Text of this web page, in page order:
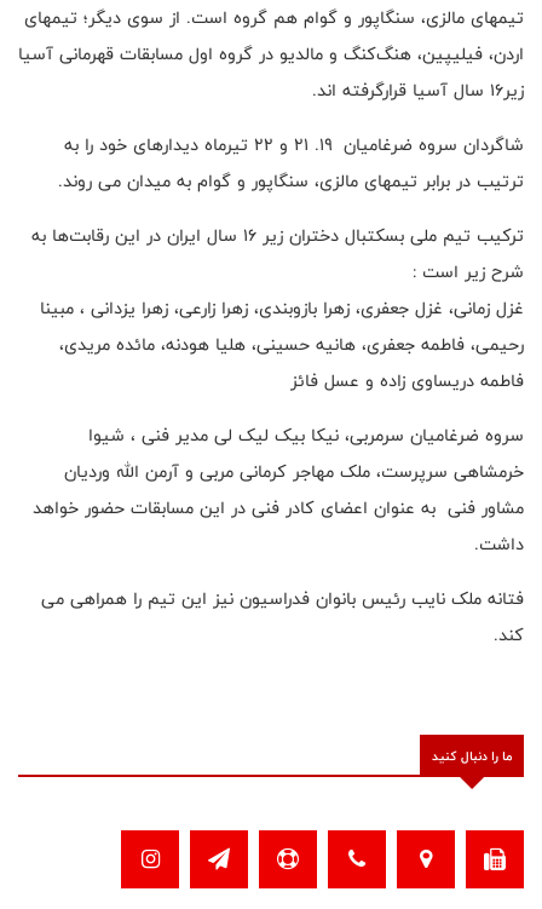
تیمهای مالزی، سنگاپور و گوام هم گروه است. از سوی دیگر؛ تیمهای
اردن، فیلیپین، هنگ‌کنگ و مالدیو در گروه اول مسابقات قهرمانی آسیا
زیر۱۶ سال آسیا قرارگرفته اند.
شاگردان سروه ضرغامیان ۱۹. ۲۱ و ۲۲ تیرماه دیدارهای خود را به
ترتیب در برابر تیمهای مالزی، سنگاپور و گوام به میدان می روند.
ترکیب تیم ملی بسکتبال دختران زیر ۱۶ سال ایران در این رقابت‌ها به
شرح زیر است :
غزل زمانی، غزل جعفری، زهرا بازوبندی، زهرا زارعی، زهرا یزدانی ، مبینا
رحیمی، فاطمه جعفری، هانیه حسینی، هلیا هودنه، مائده مریدی،
فاطمه دریساوی زاده و عسل فائز
سروه ضرغامیان سرمربی، نیکا بیک لیک لی مدیر فنی ، شیوا
خرمشاهی سرپرست، ملک مهاجر کرمانی مربی و آرمن الله وردیان
مشاور فنی به عنوان اعضای کادر فنی در این مسابقات حضور خواهد
داشت.
فتانه ملک نایب رئیس بانوان فدراسیون نیز این تیم را همراهی می
کند.
ما را دنبال کنید